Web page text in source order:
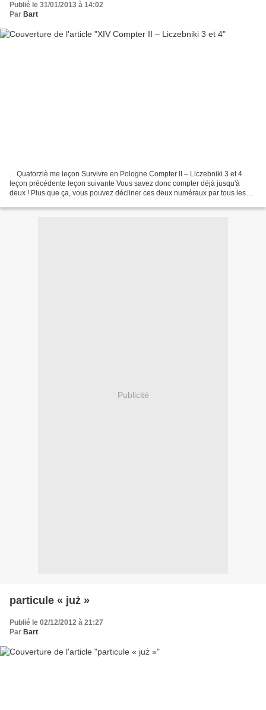
Publié le 31/01/2013 à 14:02
Par Bart
. . Quatorziè me leçon Survivre en Pologne Compter II – Liczebniki 3 et 4
leçon précédente leçon suivante Vous savez donc compter déjà jusqu'à
deux ! Plus que ça, vous pouvez décliner ces deux numéraux par tous les
Publicité
particule « już »
Publié le 02/12/2012 à 21:27
Par Bart